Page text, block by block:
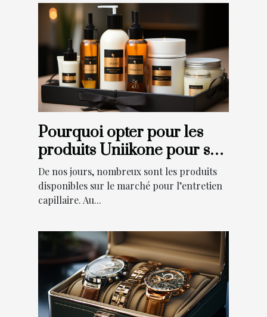
Pourquoi opter pour les
produits Uniikone pour ses
cheveux ?
De nos jours, nombreux sont les produits
disponibles sur le marché pour l’entretien
capillaire. Au...